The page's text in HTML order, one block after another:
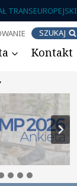
TRANSEUROPEJSKI
SZUKAJ
Kontakt